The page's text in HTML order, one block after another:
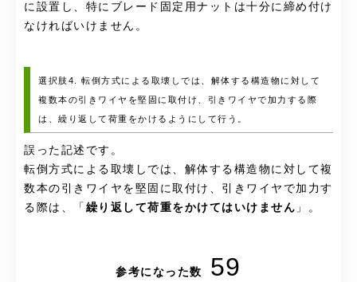
に設置し、特にブレード固定用ナットは十分に締め付け
なければいけません。
選択肢4. 転倒方式による取壊しでは、解体する構造物に対して
複数本の引きワイヤを堅固に取付け、引きワイヤで加力する際
は、繰り返して荷重をかけるようにして行う。
誤った記述です。
転倒方式による取壊しでは、解体する構造物に対して複
数本の引きワイヤを堅固に取付け、引きワイヤで加力す
る際は、「 繰り返して荷重をかけてはいけません 」。
参考になった数 59